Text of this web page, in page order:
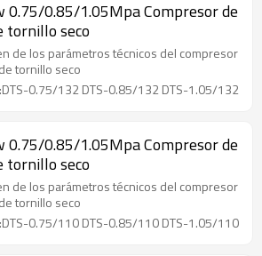
0.75/0.85/1.05Mpa Compresor de
tornillo seco
de los parámetros técnicos del compresor
tornillo seco
modelo:DTS-0.75/132 DTS-0.85/132 DTS-1.05/132
0.75/0.85/1.05Mpa Compresor de
tornillo seco
de los parámetros técnicos del compresor
tornillo seco
modelo:DTS-0.75/110 DTS-0.85/110 DTS-1.05/110